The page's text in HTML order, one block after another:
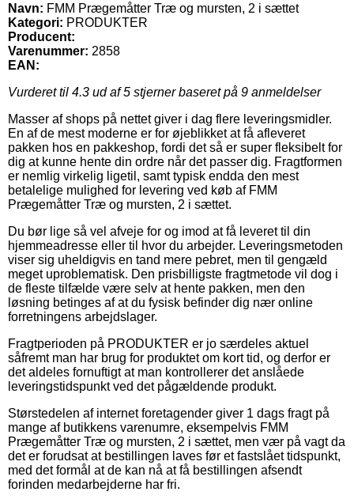
Navn: FMM Prægemåtter Træ og mursten, 2 i sættet
Kategori: PRODUKTER
Producent:
Varenummer: 2858
EAN:
Vurderet til 4.3 ud af 5 stjerner baseret på 9 anmeldelser
Masser af shops på nettet giver i dag flere leveringsmidler.
En af de mest moderne er for øjeblikket at få afleveret
pakken hos en pakkeshop, fordi det så er super fleksibelt for
dig at kunne hente din ordre når det passer dig. Fragtformen
er nemlig virkelig ligetil, samt typisk endda den mest
betalelige mulighed for levering ved køb af FMM
Prægemåtter Træ og mursten, 2 i sættet.
Du bør lige så vel afveje for og imod at få leveret til din
hjemmeadresse eller til hvor du arbejder. Leveringsmetoden
viser sig uheldigvis en tand mere pebret, men til gengæld
meget uproblematisk. Den prisbilligste fragtmetode vil dog i
de fleste tilfælde være selv at hente pakken, men den
løsning betinges af at du fysisk befinder dig nær online
forretningens arbejdslager.
Fragtperioden på PRODUKTER er jo særdeles aktuel
såfremt man har brug for produktet om kort tid, og derfor er
det aldeles fornuftigt at man kontrollerer det anslåede
leveringstidspunkt ved det pågældende produkt.
Størstedelen af internet foretagender giver 1 dags fragt på
mange af butikkens varenumre, eksempelvis FMM
Prægemåtter Træ og mursten, 2 i sættet, men vær på vagt da
det er forudsat at bestillingen laves før et fastslået tidspunkt,
med det formål at de kan nå at få bestillingen afsendt
forinden medarbejderne har fri.